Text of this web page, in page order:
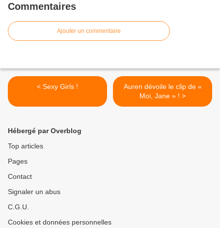
Commentaires
Ajouter un commentaire
< Sexy Girls !
Auren dévoile le clip de «
Moi, Jane » ! >
Hébergé par Overblog
Top articles
Pages
Contact
Signaler un abus
C.G.U.
Cookies et données personnelles